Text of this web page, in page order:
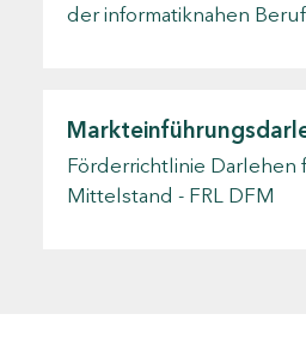
der informatiknahen
Förderrichtlinie Darlehen
Mittelstand - FRL DFM